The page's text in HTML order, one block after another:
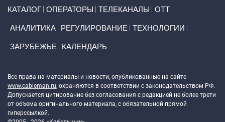
КАТАЛОГ ОПЕРАТОРЫ ТЕЛЕКАНАЛЫ ОТТ
АНАЛИТИКА РЕГУЛИРОВАНИЕ ТЕХНОЛОГИИ
ЗАРУБЕЖЬЕ КАЛЕНДАРЬ
Все права на материалы и новости, опубликованные на сайте
www.cableman.ru, охраняются в соответствии с законодательством РФ.
Допускается цитирование без согласования с редакцией не более трети
от объема оригинального материала, с обязательной прямой
гиперссылкой.